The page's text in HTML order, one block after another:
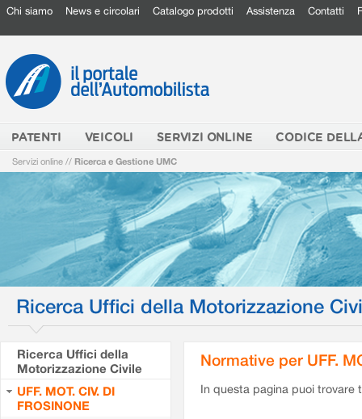
Chi siamo News e circolari Catalogo prodotti Assistenza Contatti
PATENTI VEICOLI SERVIZI ONLINE CODICE
Servizi online // Ricerca e Gestione UMC
Ricerca Uffici della Motorizzazione
Ricerca Uffici della
Motorizzazione Civile
UFF. MOT. CIV. DI
FROSINONE
Normative per UFF.
In questa pagina puoi